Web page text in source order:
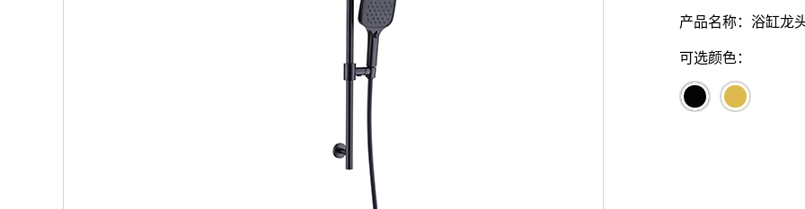
产品名称：浴缸龙
可选颜色：